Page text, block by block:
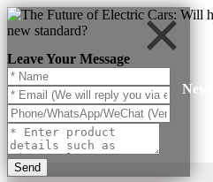
Leave Your Message
Send
News